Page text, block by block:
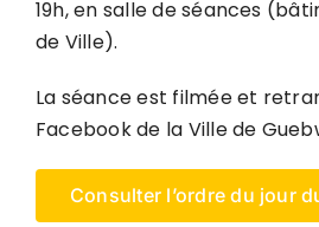
19h, en salle de séances
de Ville).
La séance est filmée et
Facebook de la Ville de
Consulter l’ordre du jour